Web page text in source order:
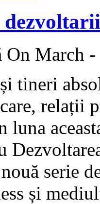
On March
tineri
relații
luna
serie
și